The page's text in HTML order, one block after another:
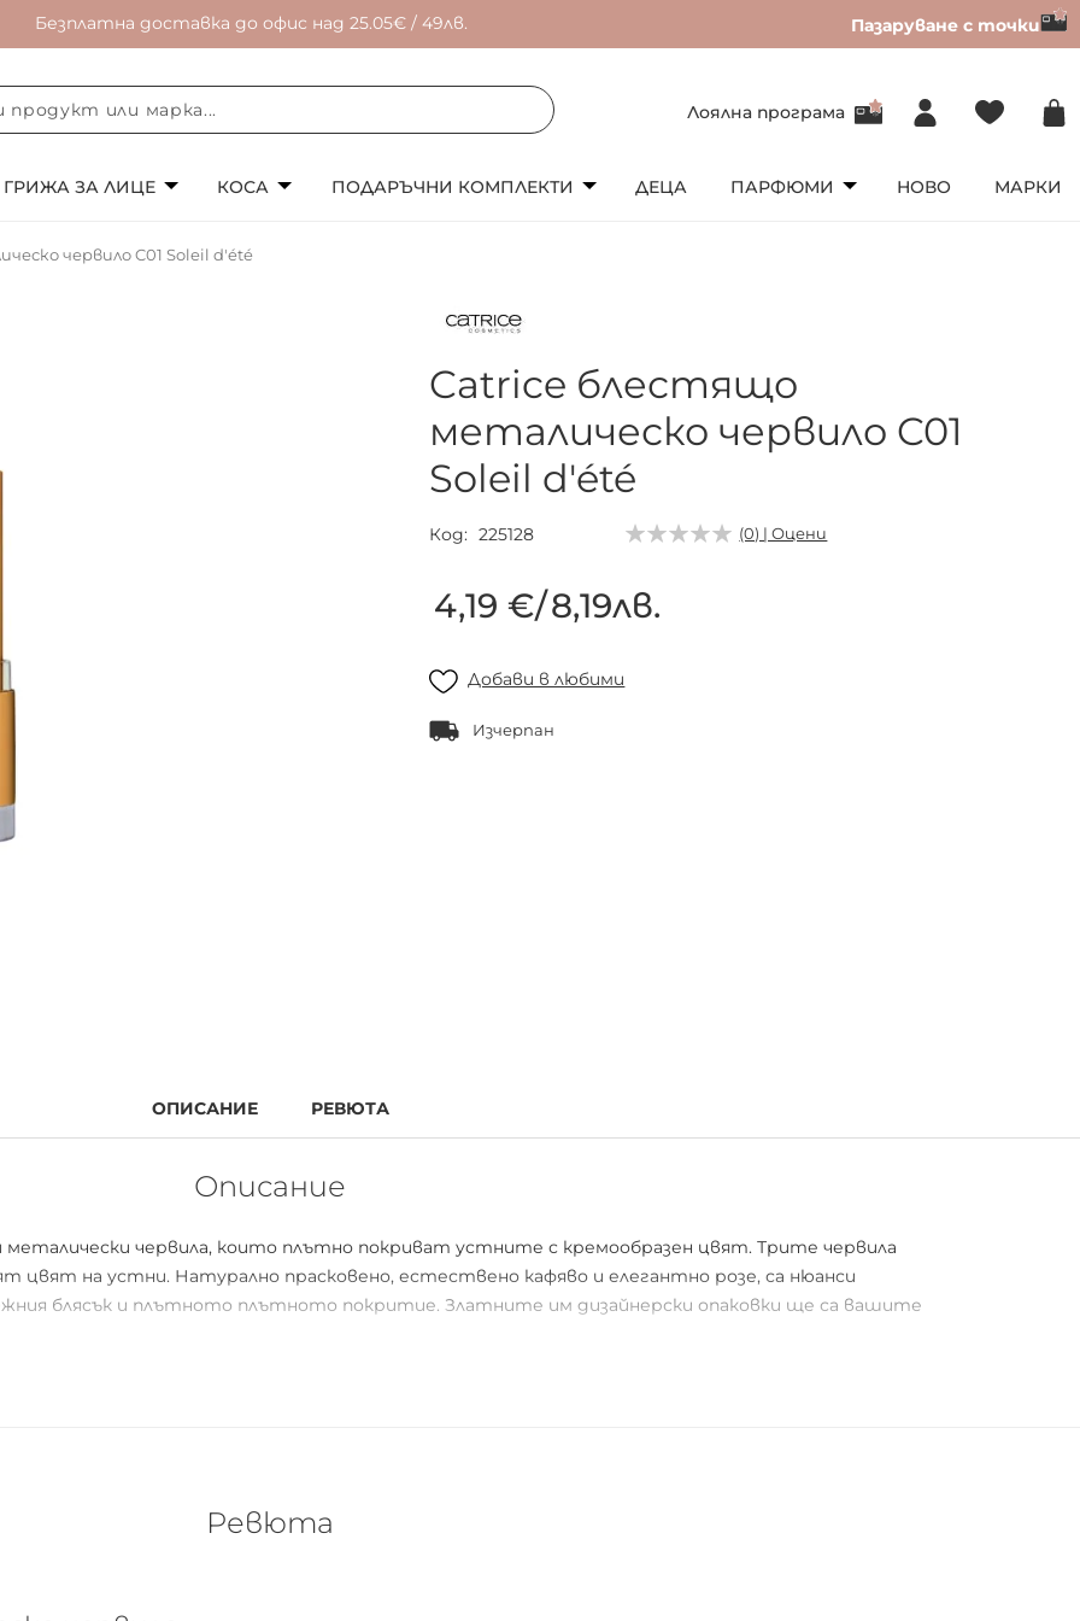
Безплатна доставка до офис над 25.05€ / 49лв. Пазаруване с точки
Лоялна програма
ГРИЖА ЗА ЛИЦЕ КОСА ПОДАРЪЧНИ КОМПЛЕКТИ ДЕЦА ПАРФЮМИ НОВО МАРКИ
червило C01 Soleil d'été
Catrice блестящо
металическо червило C01
Soleil d'été
Код 225128 (0) | Оцени
4,19 €/8,19лв.
Добави в любими
Изчерпан
ОПИСАНИЕ РЕВЮТА
Описание
червила, които плътно покриват устните с кремообразен цвят. Трите червила
на устни. Натурално прасковено, естествено кафяво и елегантно розе, са нюанси
блясък и плътното плътното покритие. Златните им дизайнерски опаковки ще са вашите
Ревюта